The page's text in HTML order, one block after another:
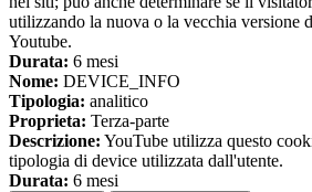
utilizzando la nuova o la vecchia versione
Youtube.
Durata: 6 mesi
Nome: DEVICE_INFO
Tipologia: analitico
Proprieta: Terza-parte
Descrizione: YouTube utilizza questo
tipologia di device utilizzata dall'utente.
Durata: 6 mesi